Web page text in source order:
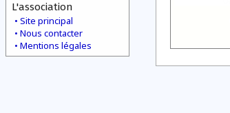
L'association
Site principal
Nous contacter
Mentions légales